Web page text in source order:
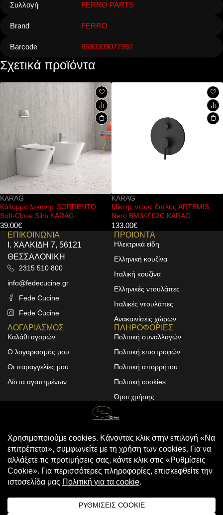
Συλλογή FERRO PARTS
Brand FERRO
Barcode 8590309077992
Σχετικά προϊόντα
KARAG
Μίκτης ντους διπλός ARTEMIS
Nero BM34F02C KARAG
133.00
KARAG
Μίκτης ντους διπλός ANDARE
Bianco Rose Gold
RG KARAG
144.00
ΕΠΙΚΟΙΝΩΝΙΑ
Ι. ΧΑΛΚΙΔΗ 7, 56121
ΘΕΣΣΑΛΟΝΙΚΗ
2315 510 800
info@fedecucine.gr
Fede Cucine
Fede Cucine
ΠΡΟΙΟΝΤΑ
Ηλεκτρικά είδη
Ελληνική κουζίνα
Ιταλική κουζίνα
Ελληνικές ντουλάπες
Ιταλικές ντουλάπες
Ανακαινίσεις χώρων
ΛΟΓΑΡΙΑΣΜΟΣ
Καλάθι αγορών
Ο λογαριασμός μου
Οι παραγγελίες μου
Λίστα αγαπημένων
ΠΛΗΡΟΦΟΡΙΕΣ
Πολιτική συναλλαγών
Πολιτική επιστροφών
Πολιτική απορρήτου
Πολιτική cookies
Όροι χρήσης
© 2025 FEDE CUCINE
. All Rights
Reserved
Design & Development by
ALPHA DESIGNERS
Compare (0)